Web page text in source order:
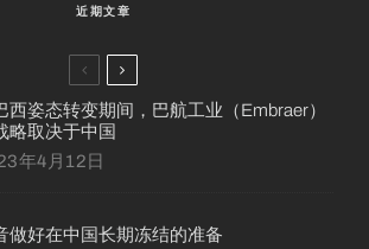
近期文章
西姿态转变期间，巴航工业（Embraer）
略取决于中国
年4月12日
做好在中国长期冻结的准备